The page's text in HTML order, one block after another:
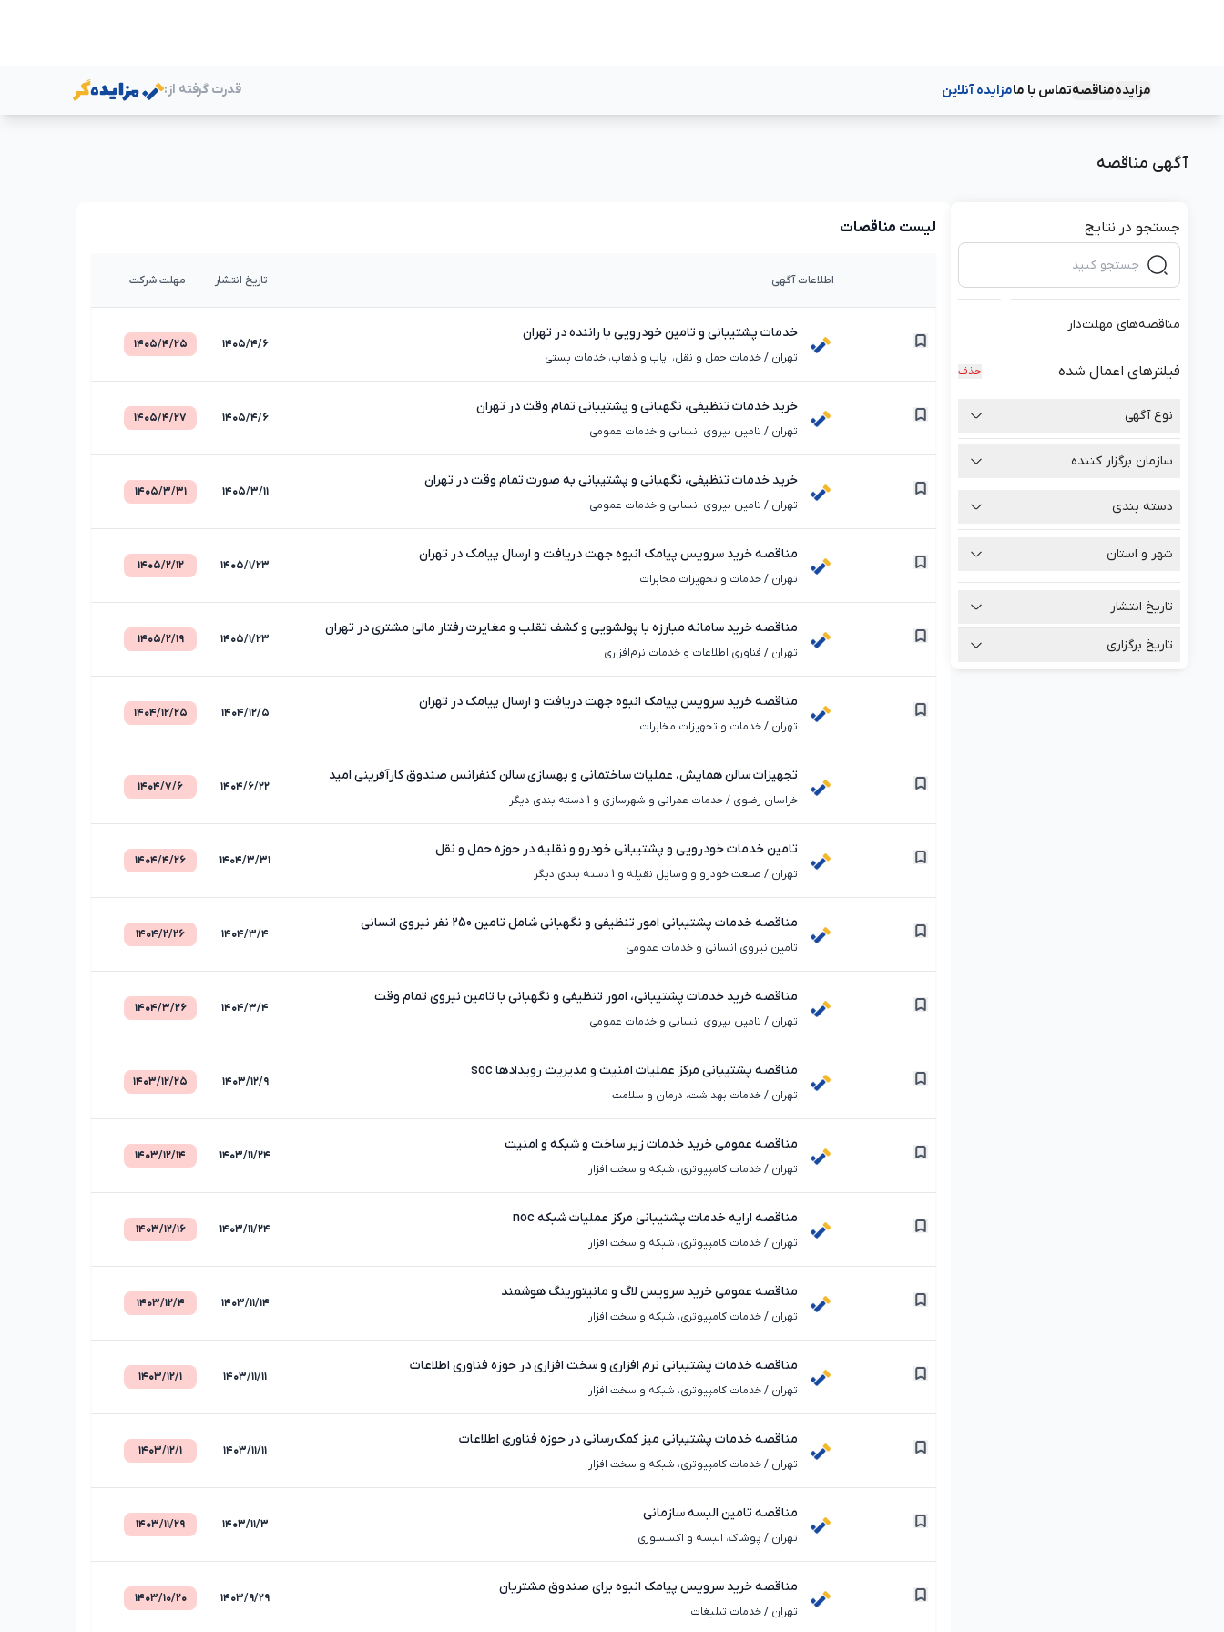
مزایدهمناقصهتماس با مامزایده آنلاین قدرت گرفته از:
آگهی مناقصه
جستجو در نتایج
مناقصه‌های مهلت‌دار
فیلترهای اعمال شده حذف
نوع آگهی
سازمان برگزار کننده
دسته بندی
شهر و استان
تاریخ انتشار
تاریخ برگزاری
لیست مناقصات
اطلاعات آگهی تاریخ انتشار مهلت شرکت
خدمات پشتیبانی و تامین خودرویی با راننده در تهران
تهران /خدمات حمل و نقل، ایاب و ذهاب، خدمات پستی
۱۴۰۵/۴/۶ ۱۴۰۵/۴/۲۵
خرید خدمات تنظیفی، نگهبانی و پشتیبانی تمام وقت در تهران
تهران / تامین نیروی انسانی و خدمات عمومی
۱۴۰۵/۴/۶ ۱۴۰۵/۴/۲۷
خرید خدمات تنظیفی، نگهبانی و پشتیبانی به صورت تمام وقت در تهران
تهران / تامین نیروی انسانی و خدمات عمومی
۱۴۰۵/۳/۱۱ ۱۴۰۵/۳/۳۱
مناقصه خرید سرویس پیامک انبوه جهت دریافت و ارسال پیامک در تهران
تهران /خدمات و تجهیزات مخابرات
۱۴۰۵/۱/۲۳ ۱۴۰۵/۲/۱۲
مناقصه خرید سامانه مبارزه با پولشویی و کشف تقلب و مغایرت رفتار مالی مشتری در تهران
تهران / فناوری اطلاعات و خدمات نرم‌افزاری
۱۴۰۵/۱/۲۳ ۱۴۰۵/۲/۱۹
مناقصه خرید سرویس پیامک انبوه جهت دریافت و ارسال پیامک در تهران
تهران /خدمات و تجهیزات مخابرات
۱۴۰۴/۱۲/۵ ۱۴۰۴/۱۲/۲۵
تجهیزات سالن همایش، عملیات ساختمانی و بهسازی سالن کنفرانس صندوق کارآفرینی امید
خراسان رضوی
خراسان رضوی /خدمات عمرانی و شهرسازی و 1 دسته بندی دیگر
۱۴۰۴/۶/۲۲ ۱۴۰۴/۷/۶
تامین خدمات خودرویی و پشتیبانی خودرو و نقلیه در حوزه حمل و نقل
تهران / صنعت خودرو و وسایل نقیله و 1 دسته بندی دیگر
۱۴۰۴/۳/۳۱ ۱۴۰۴/۴/۲۶
مناقصه خدمات پشتیبانی امور تنظیفی و نگهبانی شامل تامین 250 نفر نیروی انسانی
تامین نیروی انسانی و خدمات عمومی
۱۴۰۴/۳/۴ ۱۴۰۴/۲/۲۶
مناقصه خرید خدمات پشتیبانی، امور تنظیفی و نگهبانی با تامین نیروی تمام وقت
تهران / تامین نیروی انسانی و خدمات عمومی
۱۴۰۴/۳/۴ ۱۴۰۴/۳/۲۶
مناقصه پشتیبانی مرکز عملیات امنیت و مدیریت رویدادها soc
تهران /خدمات بهداشت، درمان و سلامت
۱۴۰۳/۱۲/۹ ۱۴۰۳/۱۲/۲۵
مناقصه عمومی خرید خدمات زیر ساخت و شبکه و امنیت
تهران /خدمات کامپیوتری، شبکه و سخت ‌افزار
۱۴۰۳/۱۱/۲۴ ۱۴۰۳/۱۲/۱۴
مناقصه ارایه خدمات پشتیبانی مرکز عملیات شبکه noc
تهران /خدمات کامپیوتری، شبکه و سخت ‌افزار
۱۴۰۳/۱۱/۲۴ ۱۴۰۳/۱۲/۱۶
مناقصه عمومی خرید سرویس لاگ و مانیتورینگ هوشمند
تهران /خدمات کامپیوتری، شبکه و سخت ‌افزار
۱۴۰۳/۱۱/۱۴ ۱۴۰۳/۱۲/۴
مناقصه خدمات پشتیبانی نرم افزاری و سخت افزاری در حوزه فناوری اطلاعات
تهران /خدمات کامپیوتری، شبکه و سخت ‌افزار
۱۴۰۳/۱۱/۱۱ ۱۴۰۳/۱۲/۱
مناقصه خدمات پشتیبانی میز کمک‌رسانی در حوزه فناوری اطلاعات
تهران /خدمات کامپیوتری، شبکه و سخت ‌افزار
۱۴۰۳/۱۱/۱۱ ۱۴۰۳/۱۲/۱
مناقصه تامین البسه سازمانی
تهران / پوشاک، البسه و اکسسوری
۱۴۰۳/۱۱/۳ ۱۴۰۳/۱۱/۲۹
مناقصه خرید سرویس پیامک انبوه برای صندوق مشتریان
تهران /خدمات تبلیغات
۱۴۰۳/۹/۲۹ ۱۴۰۳/۱۰/۲۰